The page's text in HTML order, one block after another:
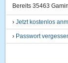
Bereits 35463
›Jetzt kostenlos
› Passwort